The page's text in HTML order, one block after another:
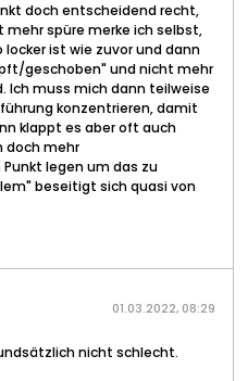
doch entscheidend recht,
mehr spüre merke ich selbst,
ist wie zuvor und dann
geschoben" und nicht mehr
Ich muss mich dann teilweise
konzentrieren, damit
klappt es aber oft auch
doch mehr
legen um das zu
beseitigt sich quasi von
01.03.2022, 08:29
nicht schlecht.